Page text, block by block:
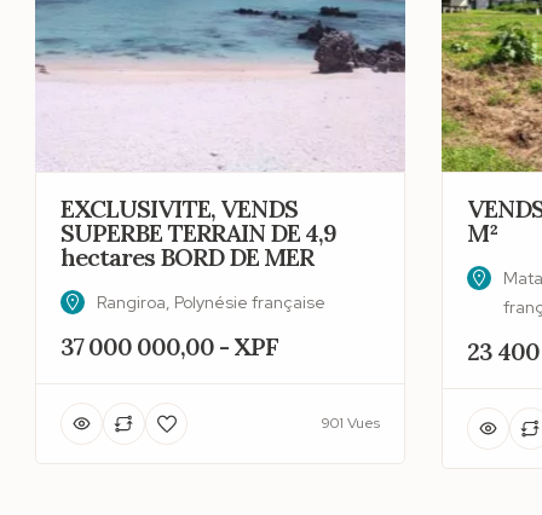
EXCLUSIVITE, VENDS
SUPERBE TERRAIN DE 4,9
hectares BORD DE MER
Rangiroa, Polynésie française
37 000 000,00 - XPF
901 Vues
M²
23